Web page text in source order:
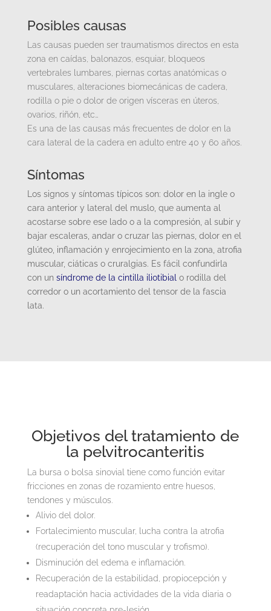
Posibles causas
Las causas pueden ser traumatismos directos en esta
zona en caídas, balonazos, esquiar, bloqueos
vertebrales lumbares, piernas cortas anatómicas o
musculares, alteraciones biomecánicas de cadera,
rodilla o pie o dolor de origen vísceras en úteros,
ovarios, riñón, etc…
Es una de las causas más frecuentes de dolor en la
cara lateral de la cadera en adulto entre 40 y 60 años.
Síntomas
Los signos y síntomas típicos son: dolor en la ingle o
cara anterior y lateral del muslo, que aumenta al
acostarse sobre ese lado o a la compresión, al subir y
bajar escaleras, andar o cruzar las piernas, dolor en el
glúteo, inflamación y enrojecimiento en la zona, atrofia
muscular, ciáticas o cruralgias. Es fácil confundirla
con un síndrome de la cintilla iliotibial o rodilla del
corredor o un acortamiento del tensor de la fascia
lata.
Objetivos del tratamiento de
la pelvitrocanteritis
La bursa o bolsa sinovial tiene como función evitar
fricciones en zonas de rozamiento entre huesos,
tendones y músculos.
Alivio del dolor.
Fortalecimiento muscular, lucha contra la atrofia
(recuperación del tono muscular y trofismo).
Disminución del edema e inflamación.
Recuperación de la estabilidad, propiocepción y
readaptación hacia actividades de la vida diaria o